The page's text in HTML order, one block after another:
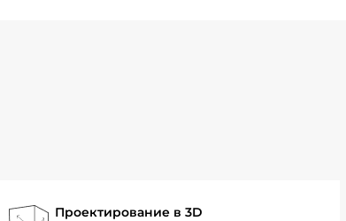
Проектирование в 3D